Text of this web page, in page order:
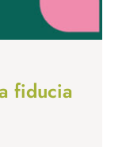
fiducia